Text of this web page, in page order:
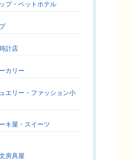
プ・ペットホテル
計店
カリー
エリー・ファッション小
キ屋・スイーツ
房具屋